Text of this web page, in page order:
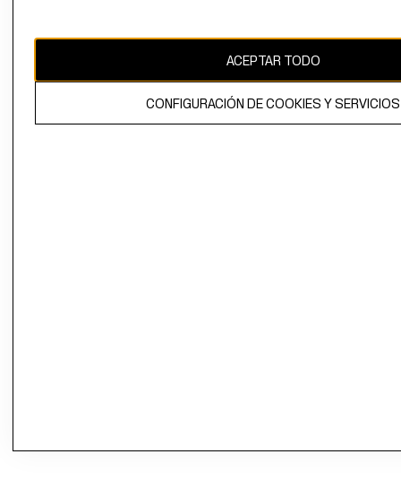
propiedad de H&M Hennes & Mauritz AB.ACEPTAR TODO
CONFIGURACIÓN DE COOKIES Y SERVICIOS